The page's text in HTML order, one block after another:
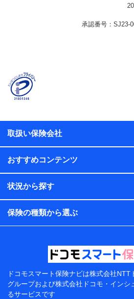
報、購入されたサービスや商品の
に関する情報、アンケートの回答
名、住所、生年月日、性別、保険
係、保険加入の目的、保険商品の
のお支払方法、車のメーカーや走
ル内容や送信履歴の情報及び保険
保険契約情報
当社または株式会社NTTドコモ・
プが取得し、又は保有する保険契
して、保険契約者及び被保険者の
日、性別、保険契約者と被保険者
的、保険商品の内容、保険料、保
のメーカーや走行距離などの情報
などの情報、ペットの種類や年齢
提供当事者から受領当事者が個人
電子的・電磁的方法等
【共同して利用する者の範囲】
当社
取扱い保険会社
おすすめコンテンツ
状況から探す
保険の種類から選ぶ
ドコモスマート保険ナビは株式会社NTT
グループおよび株式会社ドコモ・インシ
るサービスです